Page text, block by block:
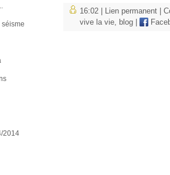
séisme
2014
16:02 | Lien permanent
vive la vie, blog